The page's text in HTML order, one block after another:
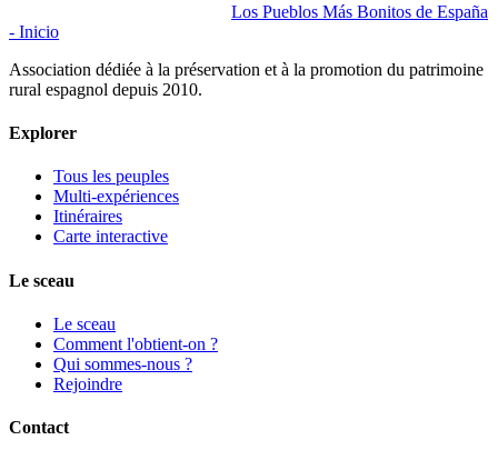
Los Pueblos Más Bonitos de España
- Inicio
Association dédiée à la préservation et à la promotion du patrimoine
rural espagnol depuis 2010.
Explorer
Tous les peuples
Multi-expériences
Itinéraires
Carte interactive
Le sceau
Le sceau
Comment l'obtient-on ?
Qui sommes-nous ?
Rejoindre
Contact